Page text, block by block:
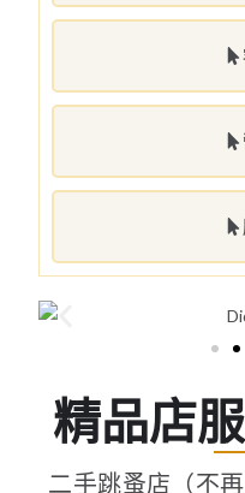
精品店
二手跳蚤店（不